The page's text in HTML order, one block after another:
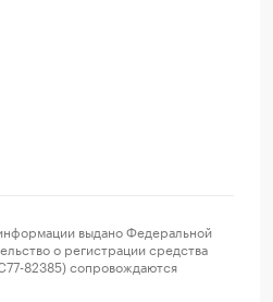
выдано Федеральной
о регистрации средства
82385) сопровождаются